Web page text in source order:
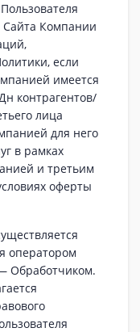
Компании
если
имеется
контрагентов/
лица
для него
в рамках
и третьим
оферты
оператором
Обработчиком.